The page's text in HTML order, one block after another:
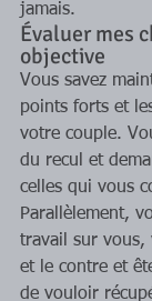
jamais.
Évaluer mes
objective
Vous savez
points forts et
votre couple.
du recul et
celles qui vous
Parallèlement,
travail sur vous,
et le contre et
de vouloir